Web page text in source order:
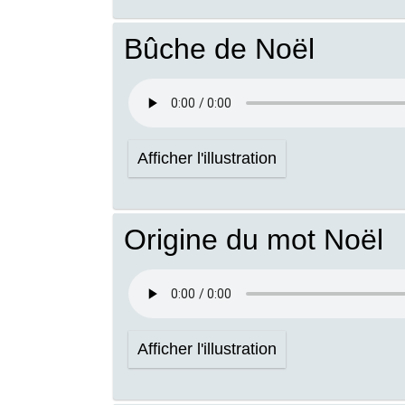
Bûche de Noël
Afficher l'illustration
Origine du mot Noël
Afficher l'illustration